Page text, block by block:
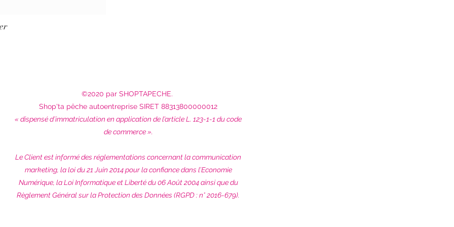
©2020 par SHOPTAPECHE.
Shop'ta pêche autoentreprise SIRET 88313800000012
« dispensé d’immatriculation en application de l’article L. 123-1-1 du code
de commerce ».
Le Client est informé des réglementations concernant la communication
marketing, la loi du 21 Juin 2014 pour la confiance dans l’Economie
Numérique, la Loi Informatique et Liberté du 06 Août 2004 ainsi que du
Règlement Général sur la Protection des Données (RGPD : n° 2016-679).